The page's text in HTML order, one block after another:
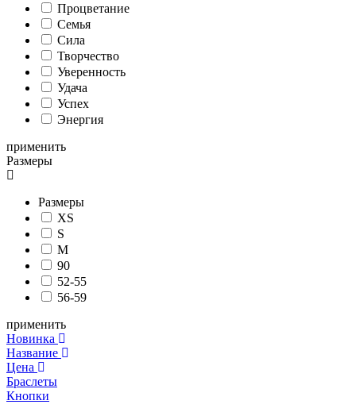
Процветание
Семья
Сила
Творчество
Уверенность
Удача
Успех
Энергия
применить
Размеры
Размеры
XS
S
M
90
52-55
56-59
применить
Новинка
Название
Цена
Браслеты
Кнопки